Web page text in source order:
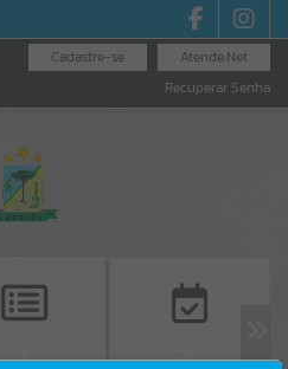
Atende.Net
Cadastre-se
Recuperar Senha